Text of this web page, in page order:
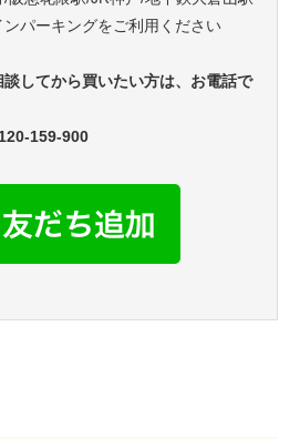
パーキングをご利用ください
してから買いたい方は、お電話で
159-900